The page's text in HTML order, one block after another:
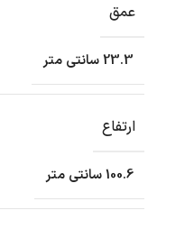
عمق
23.3 سانتی متر
ارتفاع
100.6 سانتی متر